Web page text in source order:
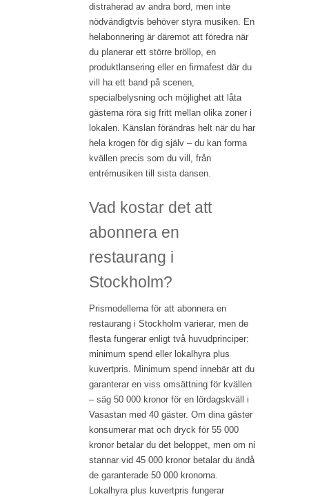
distraherad av andra bord, men inte
nödvändigtvis behöver styra musiken. En
helabonnering är däremot att föredra när
du planerar ett större bröllop, en
produktlansering eller en firmafest där du
vill ha ett band på scenen,
specialbelysning och möjlighet att låta
gästerna röra sig fritt mellan olika zoner i
lokalen. Känslan förändras helt när du har
hela krogen för dig själv – du kan forma
kvällen precis som du vill, från
entrémusiken till sista dansen.
Vad kostar det att
abonnera en
restaurang i
Stockholm?
Prismodellerna för att abonnera en
restaurang i Stockholm varierar, men de
flesta fungerar enligt två huvudprinciper:
minimum spend eller lokalhyra plus
kuvertpris. Minimum spend innebär att du
garanterar en viss omsättning för kvällen
– säg 50 000 kronor för en lördagskväll i
Vasastan med 40 gäster. Om dina gäster
konsumerar mat och dryck för 55 000
kronor betalar du det beloppet, men om ni
stannar vid 45 000 kronor betalar du ändå
de garanterade 50 000 kronorna.
Lokalhyra plus kuvertpris fungerar